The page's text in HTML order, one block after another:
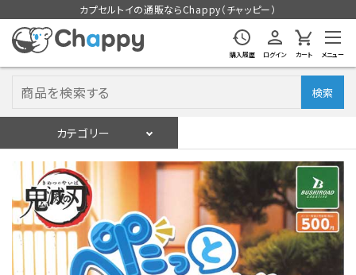
カプセルトイの通販ならChappy（チャッピー）
購入履歴 ログイン カート メニュー
検索
カテゴリー
ログイン 会員登録
入荷スケジュールをチェック
カプセルトイマシン本体